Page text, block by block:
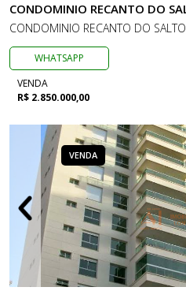
CONDOMINIO RECANTO DO
CONDOMINIO RECANTO DO
WHATSAPP
VENDA
R$ 2.850.000,00
VENDA